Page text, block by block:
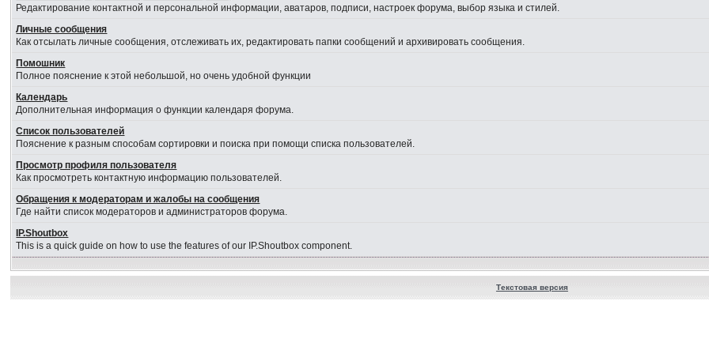
Редактирование контактной и персональной информации, аватаров, подписи, настроек форума, выбор языка и стилей.
Личные сообщения
Как отсылать личные сообщения, отслеживать их, редактировать папки сообщений и архивировать сообщения.
Помошник
Полное пояснение к этой небольшой, но очень удобной функции
Календарь
Дополнительная информация о функции календаря форума.
Список пользователей
Пояснение к разным способам сортировки и поиска при помощи списка пользователей.
Просмотр профиля пользователя
Как просмотреть контактную информацию пользователей.
Обращения к модераторам и жалобы на сообщения
Где найти список модераторов и администраторов форума.
IP.Shoutbox
This is a quick guide on how to use the features of our IP.Shoutbox component.
Текстовая версия